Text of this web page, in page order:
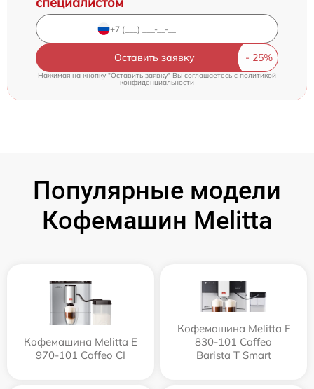
Оставить заявку
Нажимая на кнопку "Оставить заявку" Вы соглашаетесь cполитикой
конфиденциальности
Популярные модели
Кофемашин Melitta
Кофемашина Melitta Е
970-101 Caffeo CI
Кофемашина Melitta F
830-101 Caffeo
Barista T Smart